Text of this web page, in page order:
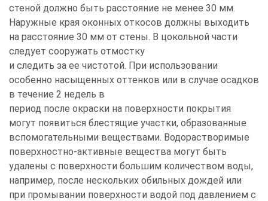
стеной должно быть расстояние не менее 30 мм.
Наружные края оконных откосов должны выходить
на расстояние 30 мм от стены. В цокольной части
следует сооружать отмостку
и следить за ее чистотой. При использовании
особенно насыщенных оттенков или в случае осадков
в течение 2 недель в
период после окраски на поверхности покрытия
могут появиться блестящие участки, образованные
вспомогательными веществами. Водорастворимые
поверхностно-активные вещества могут быть
удалены с поверхности большим количеством воды,
например, после нескольких обильных дождей или
при промывании поверхности водой под давлением с